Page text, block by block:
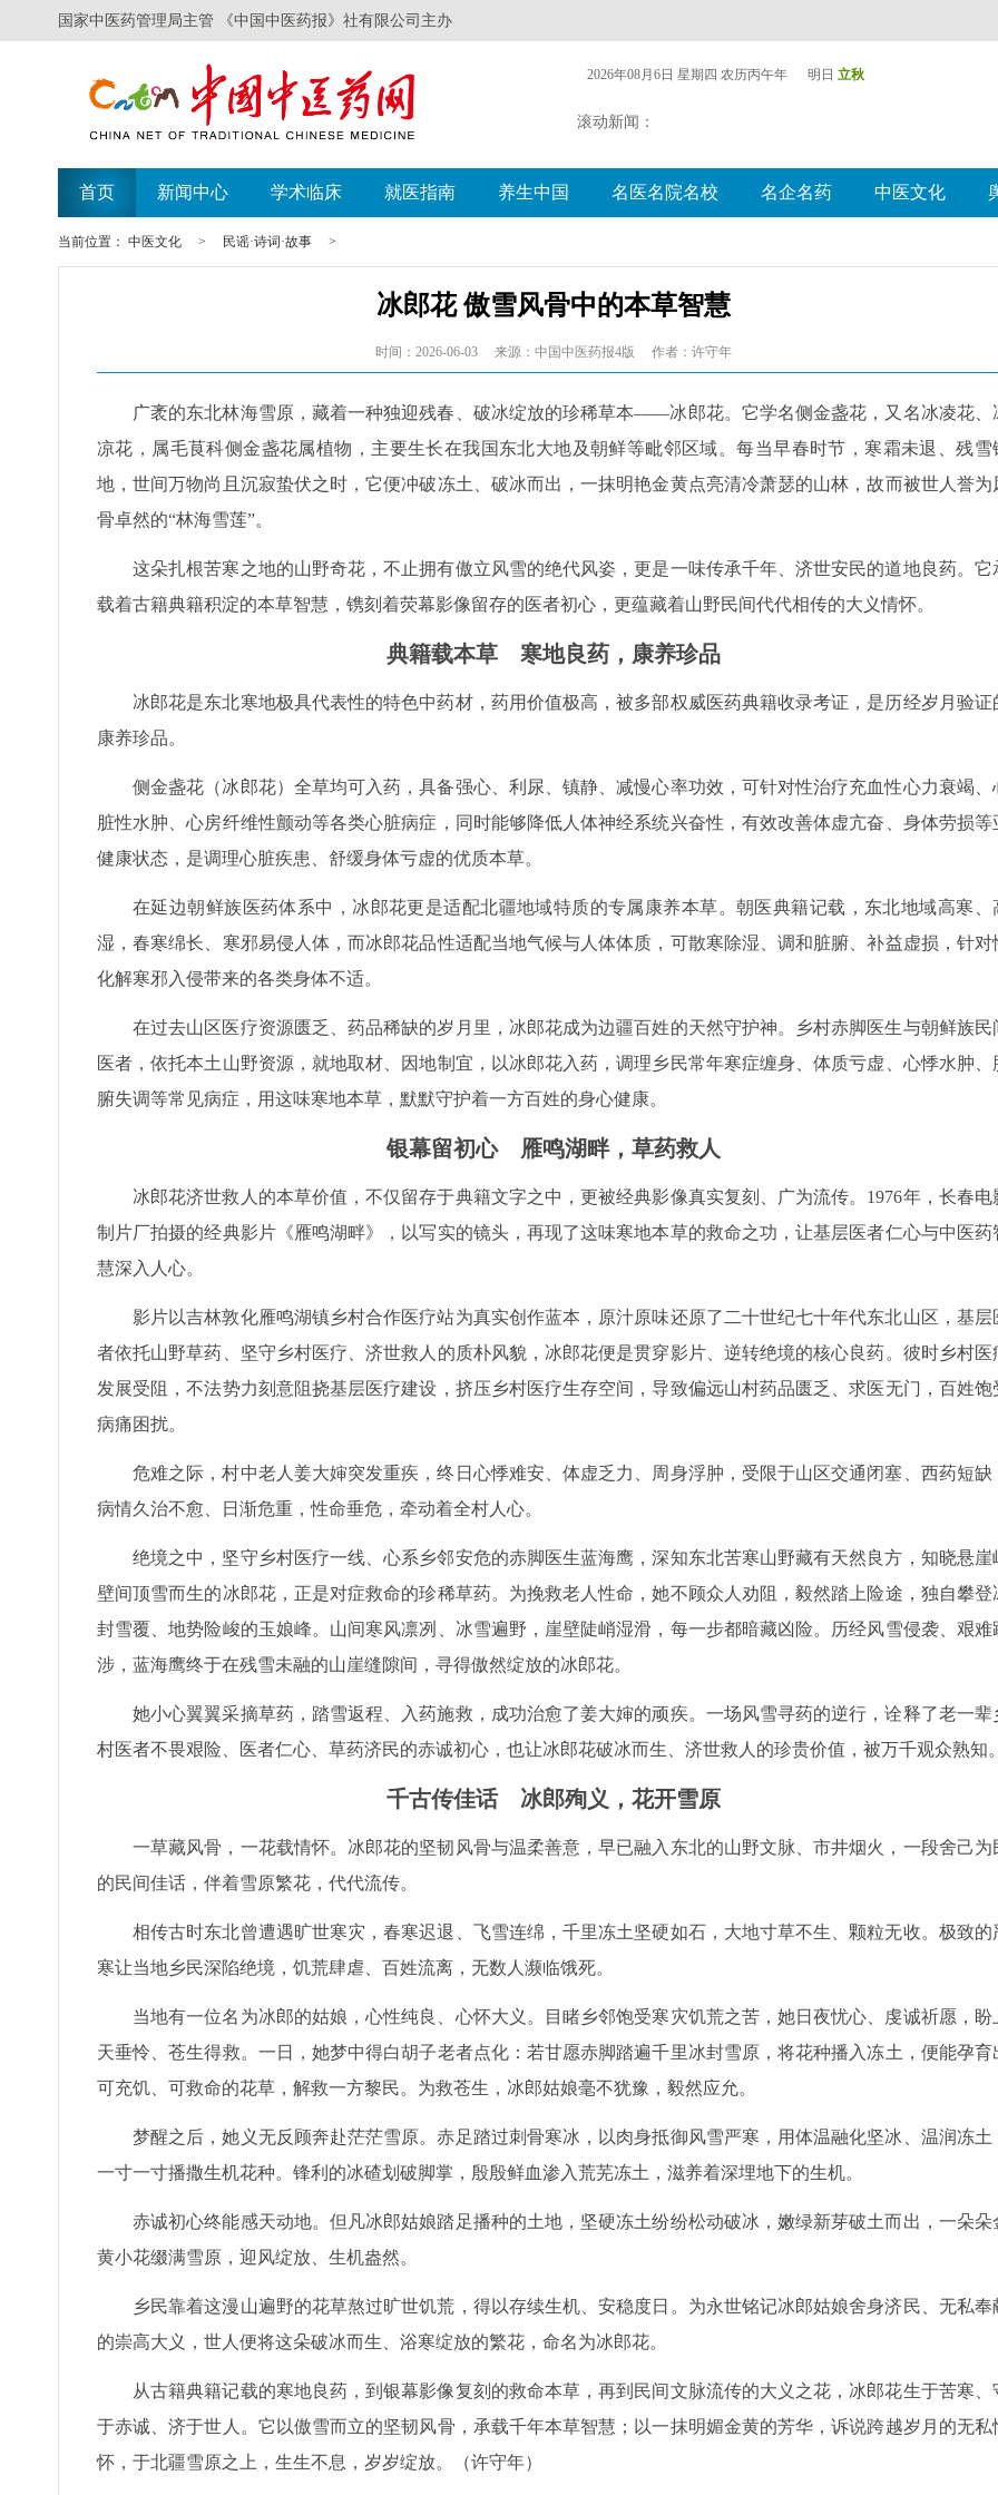
国家中医药管理局主管 《中国中医药报》社有限公司主办
2026年08月6日 星期四 农历丙午年 明日 立秋
滚动新闻：
首页 新闻中心 学术临床 就医指南 养生中国 名医名院名校 名企名药 中医文化
当前位置： 中医文化 > 民谣·诗词·故事 >
冰郎花 傲雪风骨中的本草智慧
时间：2026-06-03 来源：中国中医药报4版 作者：许守年
广袤的东北林海雪原，藏着一种独迎残春、破冰绽放的珍稀草本——冰郎花。它学名侧金盏花，又名冰凌花、
凉花，属毛茛科侧金盏花属植物，主要生长在我国东北大地及朝鲜等毗邻区域。每当早春时节，寒霜未退、残雪
地，世间万物尚且沉寂蛰伏之时，它便冲破冻土、破冰而出，一抹明艳金黄点亮清冷萧瑟的山林，故而被世人誉为
骨卓然的“林海雪莲”。
这朵扎根苦寒之地的山野奇花，不止拥有傲立风雪的绝代风姿，更是一味传承千年、济世安民的道地良药。它
载着古籍典籍积淀的本草智慧，镌刻着荧幕影像留存的医者初心，更蕴藏着山野民间代代相传的大义情怀。
典籍载本草 寒地良药，康养珍品
冰郎花是东北寒地极具代表性的特色中药材，药用价值极高，被多部权威医药典籍收录考证，是历经岁月验证
康养珍品。
侧金盏花（冰郎花）全草均可入药，具备强心、利尿、镇静、减慢心率功效，可针对性治疗充血性心力衰竭、
脏性水肿、心房纤维性颤动等各类心脏病症，同时能够降低人体神经系统兴奋性，有效改善体虚亢奋、身体劳损等
健康状态，是调理心脏疾患、舒缓身体亏虚的优质本草。
在延边朝鲜族医药体系中，冰郎花更是适配北疆地域特质的专属康养本草。朝医典籍记载，东北地域高寒、
湿，春寒绵长、寒邪易侵人体，而冰郎花品性适配当地气候与人体体质，可散寒除湿、调和脏腑、补益虚损，针对
化解寒邪入侵带来的各类身体不适。
在过去山区医疗资源匮乏、药品稀缺的岁月里，冰郎花成为边疆百姓的天然守护神。乡村赤脚医生与朝鲜族民
医者，依托本土山野资源，就地取材、因地制宜，以冰郎花入药，调理乡民常年寒症缠身、体质亏虚、心悸水肿、
腑失调等常见病症，用这味寒地本草，默默守护着一方百姓的身心健康。
银幕留初心 雁鸣湖畔，草药救人
冰郎花济世救人的本草价值，不仅留存于典籍文字之中，更被经典影像真实复刻、广为流传。1976年，长春电
制片厂拍摄的经典影片《雁鸣湖畔》，以写实的镜头，再现了这味寒地本草的救命之功，让基层医者仁心与中医药
慧深入人心。
影片以吉林敦化雁鸣湖镇乡村合作医疗站为真实创作蓝本，原汁原味还原了二十世纪七十年代东北山区，基层
者依托山野草药、坚守乡村医疗、济世救人的质朴风貌，冰郎花便是贯穿影片、逆转绝境的核心良药。彼时乡村医
发展受阻，不法势力刻意阻挠基层医疗建设，挤压乡村医疗生存空间，导致偏远山村药品匮乏、求医无门，百姓饱
病痛困扰。
危难之际，村中老人姜大婶突发重疾，终日心悸难安、体虚乏力、周身浮肿，受限于山区交通闭塞、西药短缺
病情久治不愈、日渐危重，性命垂危，牵动着全村人心。
绝境之中，坚守乡村医疗一线、心系乡邻安危的赤脚医生蓝海鹰，深知东北苦寒山野藏有天然良方，知晓悬崖
壁间顶雪而生的冰郎花，正是对症救命的珍稀草药。为挽救老人性命，她不顾众人劝阻，毅然踏上险途，独自攀登
封雪覆、地势险峻的玉娘峰。山间寒风凛冽、冰雪遍野，崖壁陡峭湿滑，每一步都暗藏凶险。历经风雪侵袭、艰难
涉，蓝海鹰终于在残雪未融的山崖缝隙间，寻得傲然绽放的冰郎花。
她小心翼翼采摘草药，踏雪返程、入药施救，成功治愈了姜大婶的顽疾。一场风雪寻药的逆行，诠释了老一辈
村医者不畏艰险、医者仁心、草药济民的赤诚初心，也让冰郎花破冰而生、济世救人的珍贵价值，被万千观众熟知。
千古传佳话 冰郎殉义，花开雪原
一草藏风骨，一花载情怀。冰郎花的坚韧风骨与温柔善意，早已融入东北的山野文脉、市井烟火，一段舍己为
的民间佳话，伴着雪原繁花，代代流传。
相传古时东北曾遭遇旷世寒灾，春寒迟退、飞雪连绵，千里冻土坚硬如石，大地寸草不生、颗粒无收。极致的
寒让当地乡民深陷绝境，饥荒肆虐、百姓流离，无数人濒临饿死。
当地有一位名为冰郎的姑娘，心性纯良、心怀大义。目睹乡邻饱受寒灾饥荒之苦，她日夜忧心、虔诚祈愿，盼
天垂怜、苍生得救。一日，她梦中得白胡子老者点化：若甘愿赤脚踏遍千里冰封雪原，将花种播入冻土，便能孕育
可充饥、可救命的花草，解救一方黎民。为救苍生，冰郎姑娘毫不犹豫，毅然应允。
梦醒之后，她义无反顾奔赴茫茫雪原。赤足踏过刺骨寒冰，以肉身抵御风雪严寒，用体温融化坚冰、温润冻土
一寸一寸播撒生机花种。锋利的冰碴划破脚掌，殷殷鲜血渗入荒芜冻土，滋养着深埋地下的生机。
赤诚初心终能感天动地。但凡冰郎姑娘踏足播种的土地，坚硬冻土纷纷松动破冰，嫩绿新芽破土而出，一朵朵
黄小花缀满雪原，迎风绽放、生机盎然。
乡民靠着这漫山遍野的花草熬过旷世饥荒，得以存续生机、安稳度日。为永世铭记冰郎姑娘舍身济民、无私奉
的崇高大义，世人便将这朵破冰而生、浴寒绽放的繁花，命名为冰郎花。
从古籍典籍记载的寒地良药，到银幕影像复刻的救命本草，再到民间文脉流传的大义之花，冰郎花生于苦寒、
于赤诚、济于世人。它以傲雪而立的坚韧风骨，承载千年本草智慧；以一抹明媚金黄的芳华，诉说跨越岁月的无私
怀，于北疆雪原之上，生生不息，岁岁绽放。（许守年）